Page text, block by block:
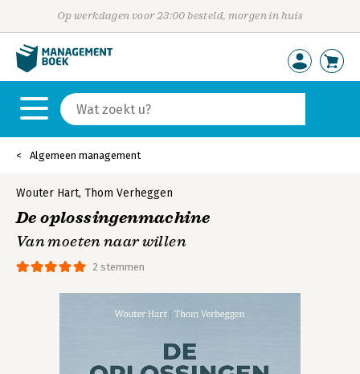
Op werkdagen voor 23:00 besteld, morgen in huis
Algemeen management
2 stemmen
Wouter Hart, Thom Verheggen
De oplossingenmachine
Van moeten naar willen